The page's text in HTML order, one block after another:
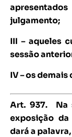
julgamento;
III – aqueles
sessão
IV – os demais
Art. 937.
Na
exposição
dará a